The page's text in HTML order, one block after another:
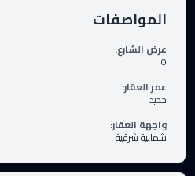
المواصفات
عرض الشارع:
0
عمر العقار:
جديد
واجهة العقار:
شمالية شرقية